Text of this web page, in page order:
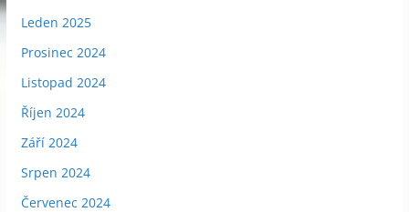
Leden 2025
Prosinec 2024
Listopad 2024
Říjen 2024
Září 2024
Srpen 2024
Červenec 2024